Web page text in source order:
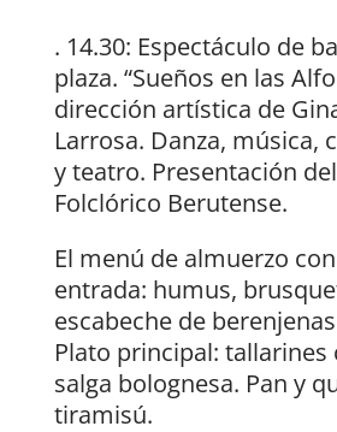
. 14.30: Espectáculo de
plaza. “Sueños en las
dirección artística de
Larrosa. Danza, música,
y teatro. Presentación
Folclórico Berutense.
El menú de almuerzo
entrada: humus,
escabeche de
Plato principal: tallarines
salga bolognesa. Pan y
tiramisú.